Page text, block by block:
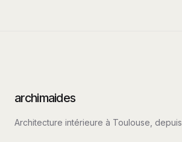
archimaides
Architecture intérieure à Toulouse, depuis